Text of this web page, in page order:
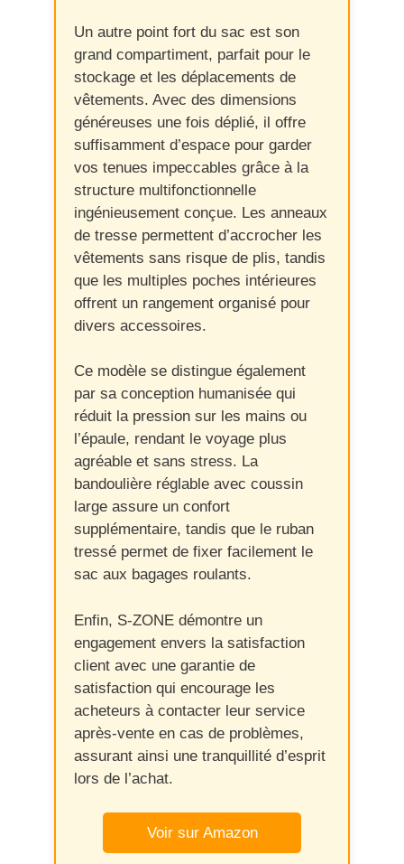
Un autre point fort du sac est son
grand compartiment, parfait pour le
stockage et les déplacements de
vêtements. Avec des dimensions
généreuses une fois déplié, il offre
suffisamment d’espace pour garder
vos tenues impeccables grâce à la
structure multifonctionnelle
ingénieusement conçue. Les anneaux
de tresse permettent d’accrocher les
vêtements sans risque de plis, tandis
que les multiples poches intérieures
offrent un rangement organisé pour
divers accessoires.
Ce modèle se distingue également
par sa conception humanisée qui
réduit la pression sur les mains ou
l’épaule, rendant le voyage plus
agréable et sans stress. La
bandoulière réglable avec coussin
large assure un confort
supplémentaire, tandis que le ruban
tressé permet de fixer facilement le
sac aux bagages roulants.
Enfin, S-ZONE démontre un
engagement envers la satisfaction
client avec une garantie de
satisfaction qui encourage les
acheteurs à contacter leur service
après-vente en cas de problèmes,
assurant ainsi une tranquillité d’esprit
lors de l’achat.
Voir sur Amazon